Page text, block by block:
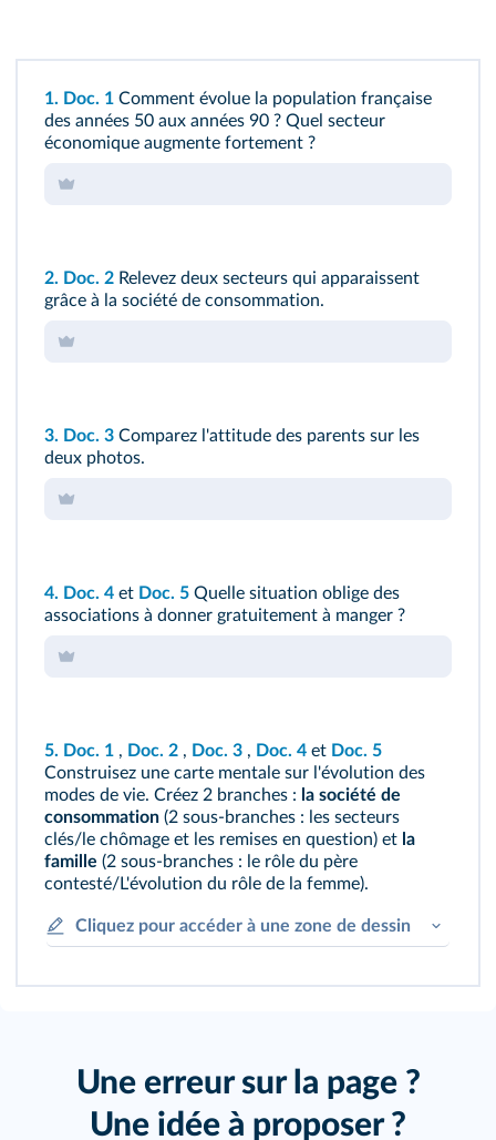
1. Doc. 1 Comment évolue la population française
des années 50 aux années 90 ? Quel secteur
économique augmente fortement ?
2. Doc. 2 Relevez deux secteurs qui apparaissent
grâce à la société de consommation.
3. Doc. 3 Comparez l'attitude des parents sur les
deux photos.
4. Doc. 4 et Doc. 5 Quelle situation oblige des
associations à donner gratuitement à manger ?
5. Doc. 1 , Doc. 2 , Doc. 3 , Doc. 4 et Doc. 5
Construisez une carte mentale sur l'évolution des
modes de vie. Créez 2 branches : la société de
consommation (2 sous‑branches : les secteurs
clés/le chômage et les remises en question) et la
famille (2 sous‑branches : le rôle du père
contesté/L'évolution du rôle de la femme).
Cliquez pour accéder à une zone de dessin
Une erreur sur la page ?
Une idée à proposer ?